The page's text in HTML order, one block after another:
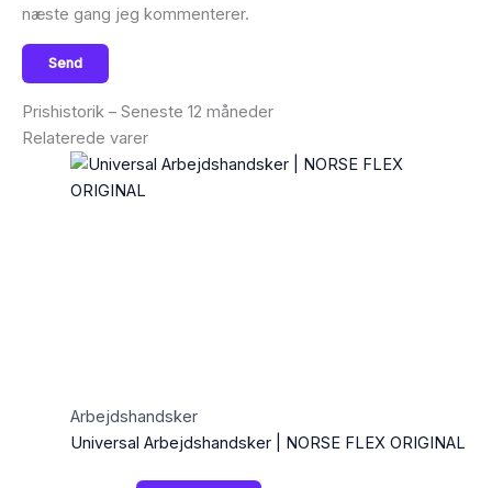
næste gang jeg kommenterer.
Prishistorik – Seneste 12 måneder
Relaterede varer
Arbejdshandsker
Universal Arbejdshandsker | NORSE FLEX ORIGINAL